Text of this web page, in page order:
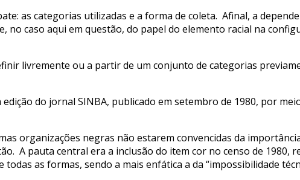
as categorias utilizadas e a forma de coleta. Afinal, a
no caso aqui em questão, do papel do elemento racial na
livremente ou a partir de um conjunto de categorias
do jornal SINBA, publicado em setembro de 1980, por
organizações negras não estarem convencidas da
A pauta central era a inclusão do item cor no censo de 1980,
as formas, sendo a mais enfática a da “impossibilidade